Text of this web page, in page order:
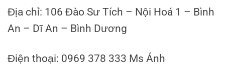
Địa chỉ: 106 Đào Sư Tích – Nội Hoá 1 – Bình
An – Dĩ An – Bình Dương
Điện thoại: 0969 378 333 Ms Ánh